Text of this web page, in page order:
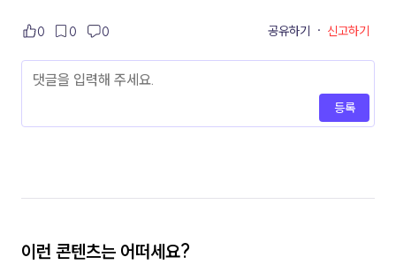
0 0 0 공유하기 · 신고하기
등록
이런 콘텐츠는 어떠세요?